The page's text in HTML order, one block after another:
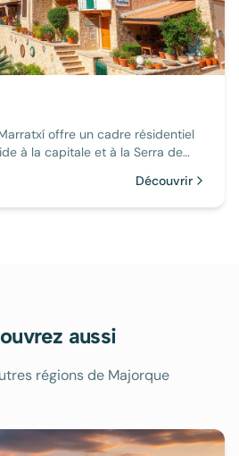
offre un cadre résidentiel
à la capitale et à la Serra de
Découvrir
aussi
régions de Majorque